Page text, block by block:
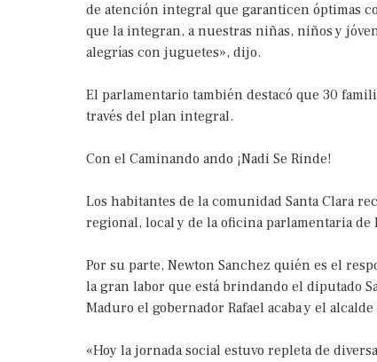
de atención integral que garanticen óptimas
que la integran, a nuestras niñas, niños y
alegrías con juguetes», dijo.
El parlamentario también destacó que 30
través del plan integral.
Con el Caminando ando ¡Nadi Se Rinde!
Los habitantes de la comunidad Santa Clara
regional, local y de la oficina parlamentaria de
Por su parte, Newton Sanchez quién es el
la gran labor que está brindando el diputado
Maduro el gobernador Rafael acaba y el
«Hoy la jornada social estuvo repleta de